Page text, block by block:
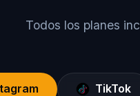
Todos los planes
TikTok